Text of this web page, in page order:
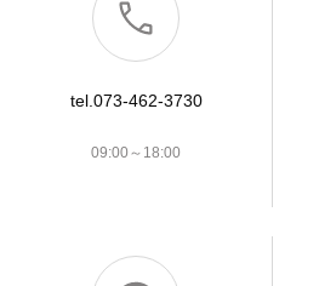
tel.073-462-3730
09:00～18:00